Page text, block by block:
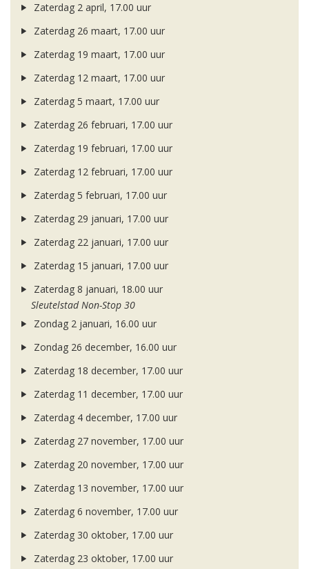
Zaterdag 2 april, 17.00 uur
Zaterdag 26 maart, 17.00 uur
Zaterdag 19 maart, 17.00 uur
Zaterdag 12 maart, 17.00 uur
Zaterdag 5 maart, 17.00 uur
Zaterdag 26 februari, 17.00 uur
Zaterdag 19 februari, 17.00 uur
Zaterdag 12 februari, 17.00 uur
Zaterdag 5 februari, 17.00 uur
Zaterdag 29 januari, 17.00 uur
Zaterdag 22 januari, 17.00 uur
Zaterdag 15 januari, 17.00 uur
Zaterdag 8 januari, 18.00 uur
Sleutelstad Non-Stop 30
Zondag 2 januari, 16.00 uur
Zondag 26 december, 16.00 uur
Zaterdag 18 december, 17.00 uur
Zaterdag 11 december, 17.00 uur
Zaterdag 4 december, 17.00 uur
Zaterdag 27 november, 17.00 uur
Zaterdag 20 november, 17.00 uur
Zaterdag 13 november, 17.00 uur
Zaterdag 6 november, 17.00 uur
Zaterdag 30 oktober, 17.00 uur
Zaterdag 23 oktober, 17.00 uur